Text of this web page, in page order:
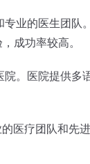
业的医生团队。
成功率较高。
。医院提供多
医疗团队和先进